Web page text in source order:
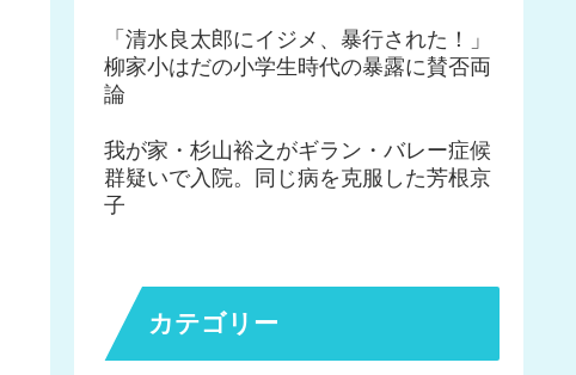
「清水良太郎にイジメ、暴行された！」
柳家小はだの小学生時代の暴露に賛否両
論
我が家・杉山裕之がギラン・バレー症候
群疑いで入院。同じ病を克服した芳根京
子
カテゴリー